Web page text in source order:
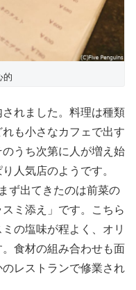
的
れました。料理は種類
も小さなカフェで出す
うち次第に人が増え始
人気店のようです。
ず出てきたのは前菜の
ミ添え」です。こちら
の塩味が程よく、オリ
食材の組み合わせも面
レストランで修業され